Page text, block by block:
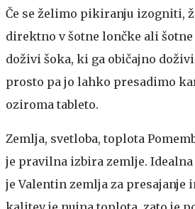
Če se želimo pikiranju izogniti,
direktno v šotne lončke ali šotne
doživi šoka, ki ga običajno
prosto pa jo lahko presadimo
oziroma tableto.
Zemlja, svetloba, toplota
je pravilna izbira zemlje.
je Valentin zemlja za presajanje